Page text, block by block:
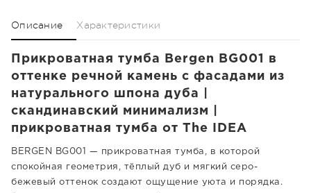
Описание Характеристики
Прикроватная тумба Bergen BG001 в
оттенке речной камень с фасадами из
натурального шпона дуба |
скандинавский минимализм |
прикроватная тумба от The IDEA
BERGEN BG001 — прикроватная тумба, в которой
спокойная геометрия, тёплый дуб и мягкий серо-
бежевый оттенок создают ощущение уюта и порядка.